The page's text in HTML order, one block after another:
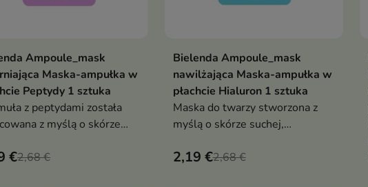
Dodaj do koszyka
Ampoule_mask
Maska-ampułka w
Peptydy 1 sztuka
z peptydami została
z myślą o skórze
i intensywnego
€2,68 €
Dodaj do koszyka
Bielenda Ampoule_mask
nawilżająca Maska-ampułka w
płachcie Hialuron 1 sztuka
Maska do twarzy stworzona z
myślą o skórze suchej,
komfortu.
2,19 €2,68 €